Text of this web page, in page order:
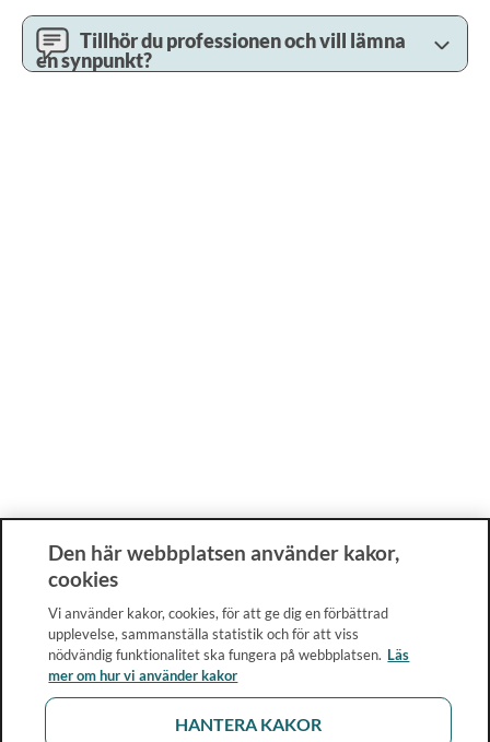
Tillhör du professionen och vill lämna
en synpunkt?
Den här webbplatsen använder kakor,
cookies
Vi använder kakor, cookies, för att ge dig en förbättrad
upplevelse, sammanställa statistik och för att viss
nödvändig funktionalitet ska fungera på webbplatsen. Läs
mer om hur vi använder kakor
HANTERA KAKOR